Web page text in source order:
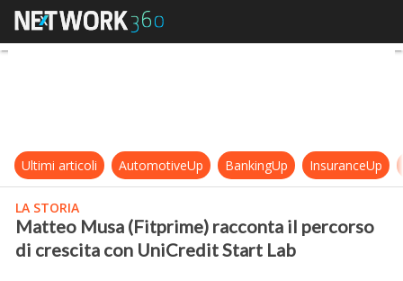
Matteo Musa (Fitprime) racconta
Ultimi articoli AutomotiveUp BankingUp InsuranceUp
LA STORIA
Matteo Musa (Fitprime) racconta il percorso
di crescita con UniCredit Start Lab